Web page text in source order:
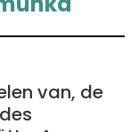
van, de